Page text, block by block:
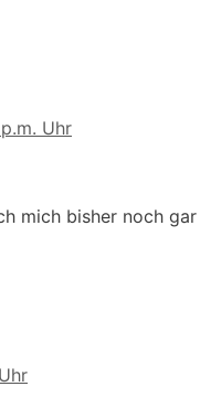
Uhr
mich bisher noch